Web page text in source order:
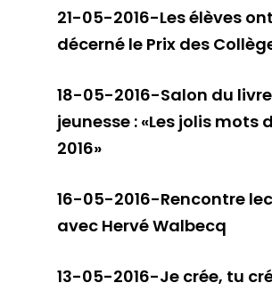
21-05-2016-Les élèves ont
décerné le Prix des
18-05-2016-Salon du livre
jeunesse : «Les jolis mots
2016»
16-05-2016-Rencontre
avec Hervé Walbecq
13-05-2016-Je crée, tu